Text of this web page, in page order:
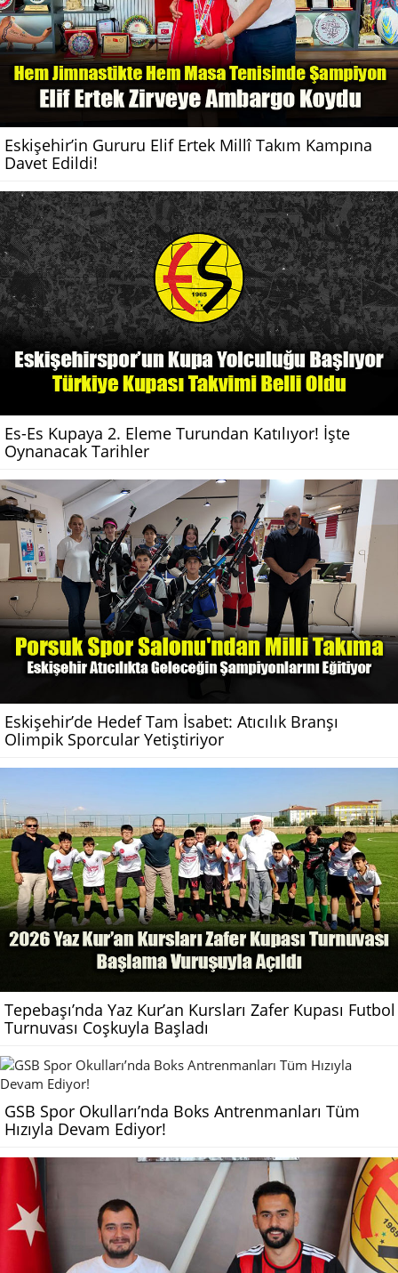
Eskişehir’in Gururu Elif Ertek Millî Takım Kampına
Davet Edildi!
Es-Es Kupaya 2. Eleme Turundan Katılıyor! İşte
Oynanacak Tarihler
Eskişehir’de Hedef Tam İsabet: Atıcılık Branşı
Olimpik Sporcular Yetiştiriyor
Tepebaşı’nda Yaz Kur’an Kursları Zafer Kupası Futbol
Turnuvası Coşkuyla Başladı
GSB Spor Okulları’nda Boks Antrenmanları Tüm
Hızıyla Devam Ediyor!